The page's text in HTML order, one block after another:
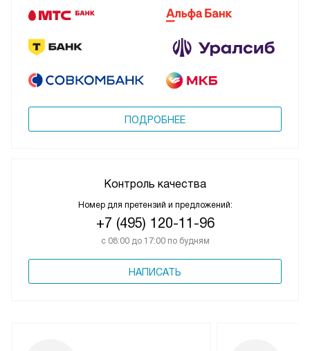
ПОДРОБНЕЕ
Контроль качества
Номер для претензий и предложений:
+7 (495) 120-11-96
с 08:00 до 17:00 по будням
НАПИСАТЬ